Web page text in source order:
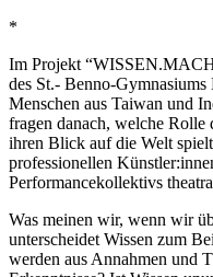
*
Im Projekt
des St.- Benno-
Menschen aus Taiwan und
fragen danach, welche Rolle
ihren Blick auf die Welt
professionellen
Performancekollektivs
Was meinen wir, wenn wir
unterscheidet Wissen zum
werden aus Annahmen und